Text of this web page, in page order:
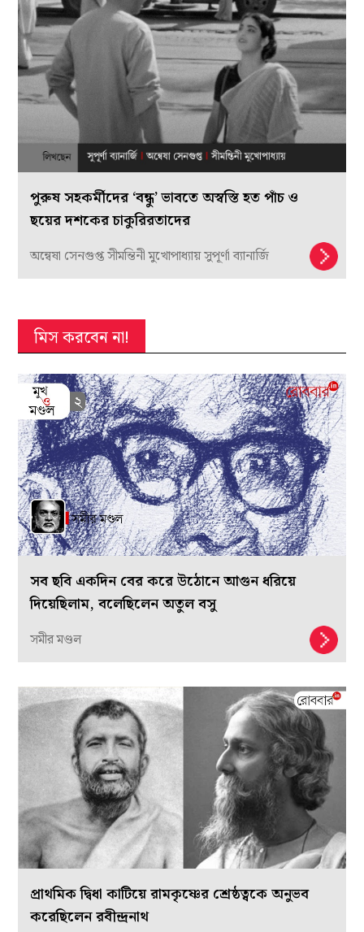
পুরুষ সহকর্মীদের ‘বন্ধু’ ভাবতে অস্বস্তি হত পাঁচ ও
ছয়ের দশকের চাকুরিরতাদের
অন্বেষা সেনগুপ্ত সীমন্তিনী মুখোপাধ্যায় সুপূর্ণা ব্যানার্জি
মিস করবেন না!
সব ছবি একদিন বের করে উঠোনে আগুন ধরিয়ে
দিয়েছিলাম, বলেছিলেন অতুল বসু
সমীর মণ্ডল
প্রাথমিক দ্বিধা কাটিয়ে রামকৃষ্ণের শ্রেষ্ঠত্বকে অনুভব
করেছিলেন রবীন্দ্রনাথ